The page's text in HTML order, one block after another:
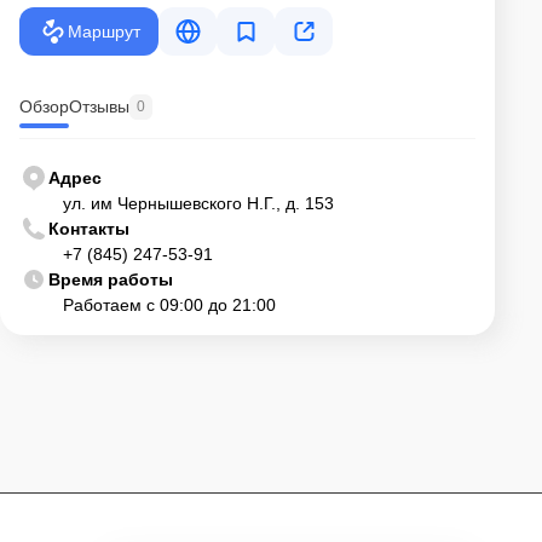
Консультацию бесплатно — наши
акцию.
Удобное расположение — находимся по
Запишитесь на ремонт по акции через сайт
Ремонт VISION в Саратове с нами — это
упустите шанс отремонтировать технику
Маршрут
ОбзорОтзывы 0
Адрес
ул. им Чернышевского Н.Г., д. 153
Контакты
+7 (845) 247-53-91
Время работы
Работаем с 09:00 до 21:00